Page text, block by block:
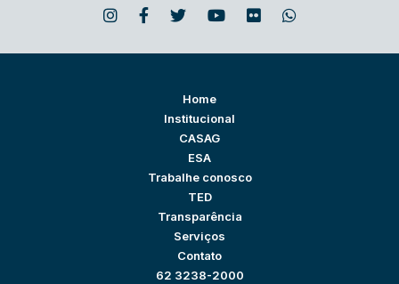
Home
Institucional
CASAG
ESA
Trabalhe conosco
TED
Transparência
Serviços
Contato
62 3238-2000